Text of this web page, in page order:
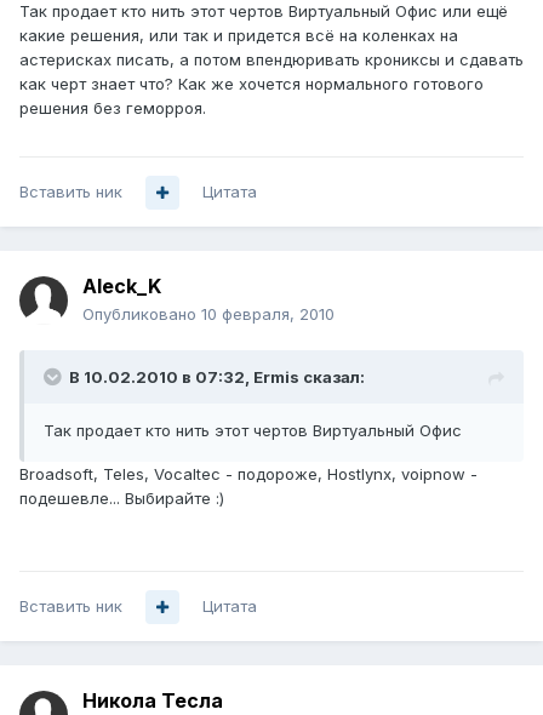
Так продает кто нить этот чертов Виртуальный Офис или ещё
какие решения, или так и придется всё на коленках на
астерисках писать, а потом впендюривать крониксы и сдавать
как черт знает что? Как же хочется нормального готового
решения без геморроя.
Вставить ник Цитата
Aleck_K
Опубликовано 10 февраля, 2010
В 10.02.2010 в 07:32, Ermis сказал:
Так продает кто нить этот чертов Виртуальный Офис
Broadsoft, Teles, Vocaltec - подороже, Hostlynx, voipnow -
подешевле... Выбирайте :)
Вставить ник Цитата
Никола Тесла